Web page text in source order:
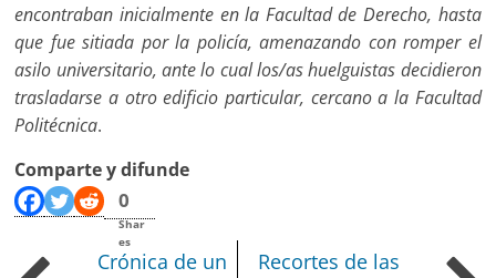
encontraban inicialmente en la Facultad de Derecho, hasta
que fue sitiada por la policía, amenazando con romper el
asilo universitario, ante lo cual los/as huelguistas decidieron
trasladarse a otro edificio particular, cercano a la Facultad
Politécnica.
Comparte y difunde
0
Shar
es
Crónica de un
Recortes de las